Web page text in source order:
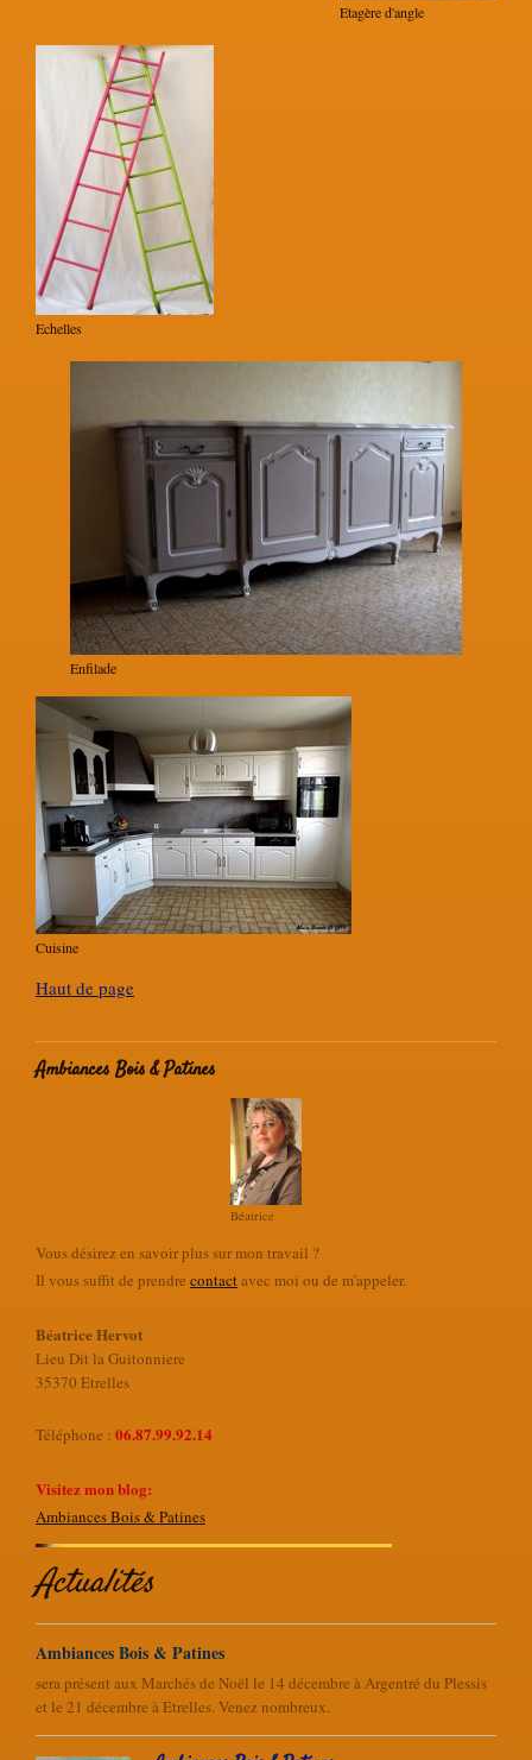
Etagère d'angle
Echelles
Enfilade
Cuisine
Haut de page
Ambiances Bois & Patines
Béatrice
Vous désirez en savoir plus sur mon travail ?
Il vous suffit de prendre contactavec moi ou de m'appeler.
Béatrice Hervot
Lieu Dit la Guitonniere
35370 Etrelles
Téléphone : 06.87.99.92.14
Visitez mon blog:
Ambiances Bois & Patines
Actualités
Ambiances Bois & Patines
sera présent aux Marchés de Noël le 14 décembre à Argentré du Plessis
et le 21 décembre à Etrelles. Venez nombreux.